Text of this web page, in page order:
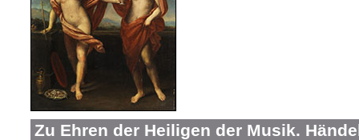
Zu Ehren der Heiligen der Musik.